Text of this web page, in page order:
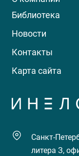
Библиотека
Новости
Контакты
Карта сайта
Санкт-
литера З,